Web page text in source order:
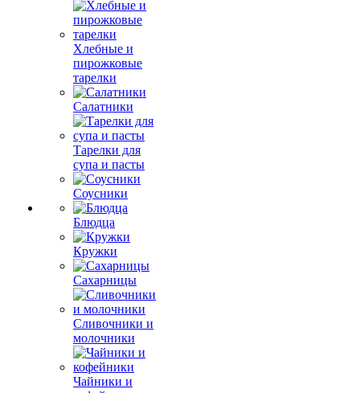
Хлебные и
пирожковые
тарелки
Салатники
Тарелки для
супа и пасты
Соусники
Блюдца
Кружки
Сахарницы
Сливочники и
молочники
Чайники и